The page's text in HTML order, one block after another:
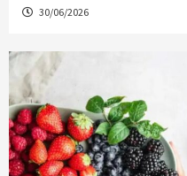
30/06/2026